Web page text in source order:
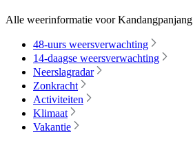
Alle weerinformatie voor Kandangpanjang
48-uurs weersverwachting
14-daagse weersverwachting
Neerslagradar
Zonkracht
Activiteiten
Klimaat
Vakantie